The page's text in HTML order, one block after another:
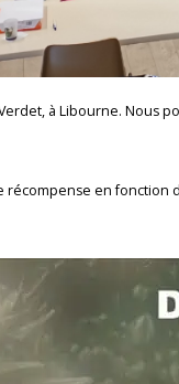
à Libourne. Nous
en fonction